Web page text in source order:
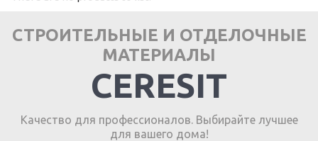
СТРОИТЕЛЬНЫЕ И ОТДЕЛОЧНЫЕ
МАТЕРИАЛЫ
CERESIT
Качество для профессионалов. Выбирайте лучшее
для вашего дома!